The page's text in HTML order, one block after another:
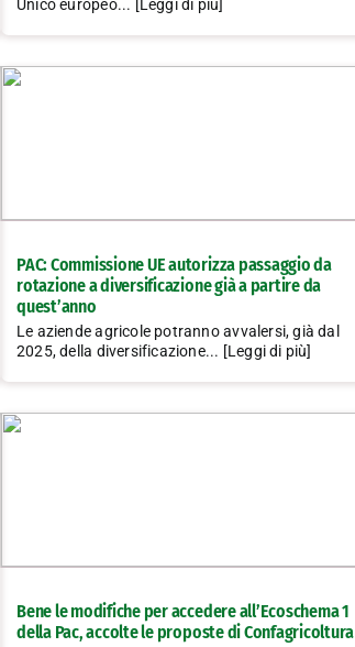
Unico europeo... [Leggi di più]
PAC: Commissione UE autorizza passaggio da
rotazione a diversificazione già a partire da
quest’anno
Le aziende agricole potranno avvalersi, già dal
2025, della diversificazione... [Leggi di più]
Bene le modifiche per accedere all’Ecoschema 1
della Pac, accolte le proposte di Confagricoltura